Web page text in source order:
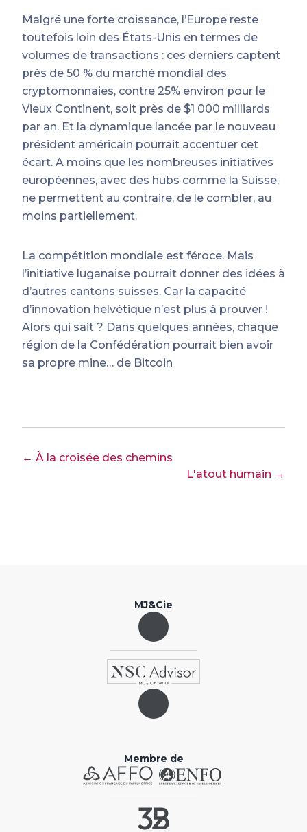
Malgré une forte croissance, l’Europe reste
toutefois loin des États-Unis en termes de
volumes de transactions : ces derniers captent
près de 50 % du marché mondial des
cryptomonnaies, contre 25% environ pour le
Vieux Continent, soit près de $1 000 milliards
par an. Et la dynamique lancée par le nouveau
président américain pourrait accentuer cet
écart. A moins que les nombreuses initiatives
européennes, avec des hubs comme la Suisse,
ne permettent au contraire, de le combler, au
moins partiellement.
La compétition mondiale est féroce. Mais
l’initiative luganaise pourrait donner des idées à
d’autres cantons suisses. Car la capacité
d’innovation helvétique n’est plus à prouver !
Alors qui sait ? Dans quelques années, chaque
région de la Confédération pourrait bien avoir
sa propre mine… de Bitcoin
← À la croisée des chemins
L'atout humain →
MJ&Cie
Membre de